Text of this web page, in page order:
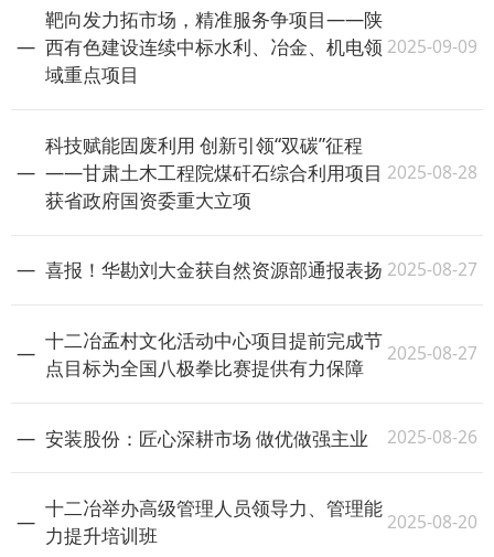
靶向发力拓市场，精准服务争项目——陕
西有色建设连续中标水利、冶金、机电领
域重点项目
2025-09-09
科技赋能固废利用 创新引领“双碳”征程
——甘肃土木工程院煤矸石综合利用项目
获省政府国资委重大立项
2025-08-28
喜报！华勘刘大金获自然资源部通报表扬 2025-08-27
十二冶孟村文化活动中心项目提前完成节
点目标为全国八极拳比赛提供有力保障
2025-08-27
安装股份：匠心深耕市场 做优做强主业 2025-08-26
十二冶举办高级管理人员领导力、管理能
力提升培训班
2025-08-20